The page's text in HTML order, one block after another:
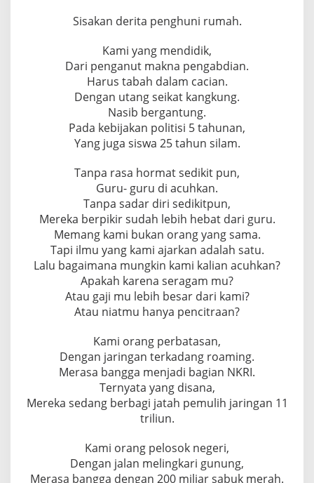
Sisakan derita penghuni rumah.
Kami yang mendidik,
Dari penganut makna pengabdian.
Harus tabah dalam cacian.
Dengan utang seikat kangkung.
Nasib bergantung.
Pada kebijakan politisi 5 tahunan,
Yang juga siswa 25 tahun silam.
Tanpa rasa hormat sedikit pun,
Guru- guru di acuhkan.
Tanpa sadar diri sedikitpun,
Mereka berpikir sudah lebih hebat dari guru.
Memang kami bukan orang yang sama.
Tapi ilmu yang kami ajarkan adalah satu.
Lalu bagaimana mungkin kami kalian acuhkan?
Apakah karena seragam mu?
Atau gaji mu lebih besar dari kami?
Atau niatmu hanya pencitraan?
Kami orang perbatasan,
Dengan jaringan terkadang roaming.
Merasa bangga menjadi bagian NKRI.
Ternyata yang disana,
Mereka sedang berbagi jatah pemulih jaringan 11
triliun.
Kami orang pelosok negeri,
Dengan jalan melingkari gunung,
Merasa bangga dengan 200 miliar sabuk merah.